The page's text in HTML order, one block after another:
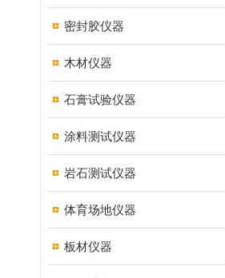
密封胶仪器
木材仪器
石膏试验仪器
涂料测试仪器
岩石测试仪器
体育场地仪器
板材仪器